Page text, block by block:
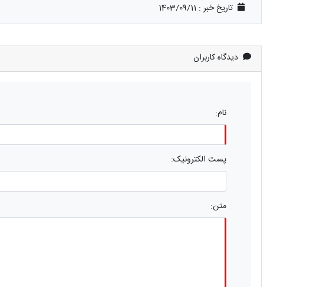
تاریخ خبر : 1403/09/11
دیدگاه کاربران
نام:
پست الکترونیک:
متن: